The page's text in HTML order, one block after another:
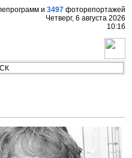
и 3497 фоторепортажей
Четверг, 6 августа 2026
10:16
к угрозе третьей мировой